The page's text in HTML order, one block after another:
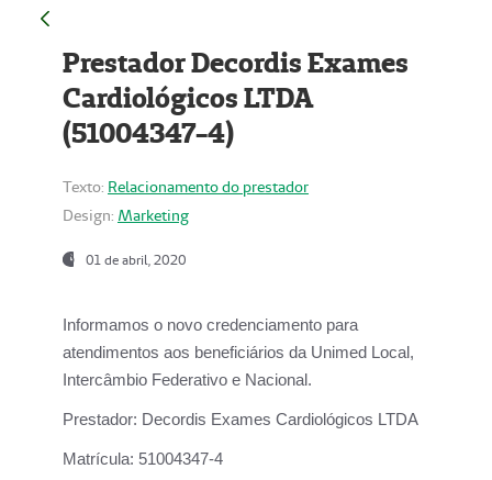
Prestador Decordis Exames
Cardiológicos LTDA
(51004347-4)
Texto: Relacionamento do prestador
Design: Marketing
01 de abril, 2020
Informamos o novo credenciamento para
atendimentos aos beneficiários da Unimed Local,
Intercâmbio Federativo e Nacional.
Prestador: Decordis Exames Cardiológicos LTDA
Matrícula: 51004347-4